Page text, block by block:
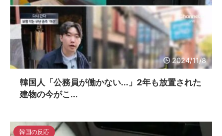
2024/11/8
韓国人「公務員が働かない...」2年も放置された
建物の今がこ...
韓国の反応